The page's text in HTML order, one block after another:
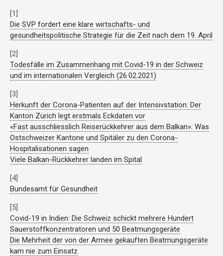
[1]
Die SVP fordert eine klare wirtschafts- und
gesundheitspolitische Strategie für die Zeit nach dem 19. April
[2]
Todesfälle im Zusammenhang mit Covid-19 in der Schweiz
und im internationalen Vergleich (26.02.2021)
[3]
Herkunft der Corona-Patienten auf der Intensivstation: Der
Kanton Zürich legt erstmals Eckdaten vor
«Fast ausschliesslich Reiserückkehrer aus dem Balkan»: Was
Ostschweizer Kantone und Spitäler zu den Corona-
Hospitalisationen sagen
Viele Balkan-Rückkehrer landen im Spital
[4]
Bundesamt für Gesundheit
[5]
Covid-19 in Indien: Die Schweiz schickt mehrere Hundert
Sauerstoffkonzentratoren und 50 Beatmungsgeräte
Die Mehrheit der von der Armee gekauften Beatmungsgeräte
kam nie zum Einsatz